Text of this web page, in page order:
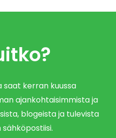
saat kerran kuussa
ajankohtaisimmista ja
blogeista ja tulevista